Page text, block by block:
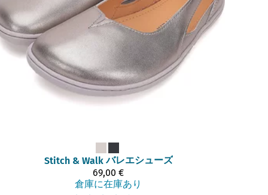
Stitch & Walk バレエシューズ
69,00 €
倉庫に在庫あり